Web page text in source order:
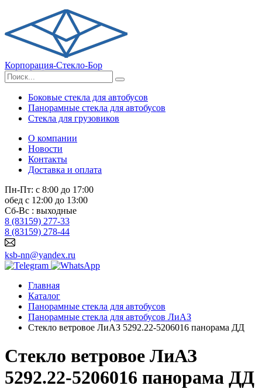
Корпорация-Стекло-Бор
Боковые стекла для автобусов
Панорамные стекла для автобусов
Стекла для грузовиков
О компании
Новости
Контакты
Доставка и оплата
Пн-Пт: с 8:00 до 17:00
обед с 12:00 до 13:00
Сб-Вс : выходные
8 (83159) 277-33
8 (83159) 278-44
ksb-nn@yandex.ru
Главная
Каталог
Панорамные стекла для автобусов
Панорамные стекла для автобусов ЛиАЗ
Стекло ветровое ЛиАЗ 5292.22-5206016 панорама ДД
Стекло ветровое ЛиАЗ
5292.22-5206016 панорама ДД